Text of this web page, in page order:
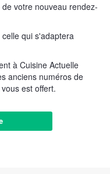
votre nouveau rendez-
qui s'adaptera
à Cuisine Actuelle
anciens numéros de
est offert.